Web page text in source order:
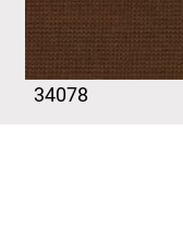
34078